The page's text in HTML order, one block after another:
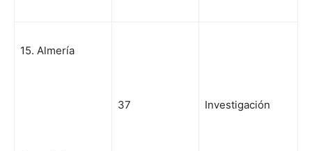
15. Almería
37 Investigación